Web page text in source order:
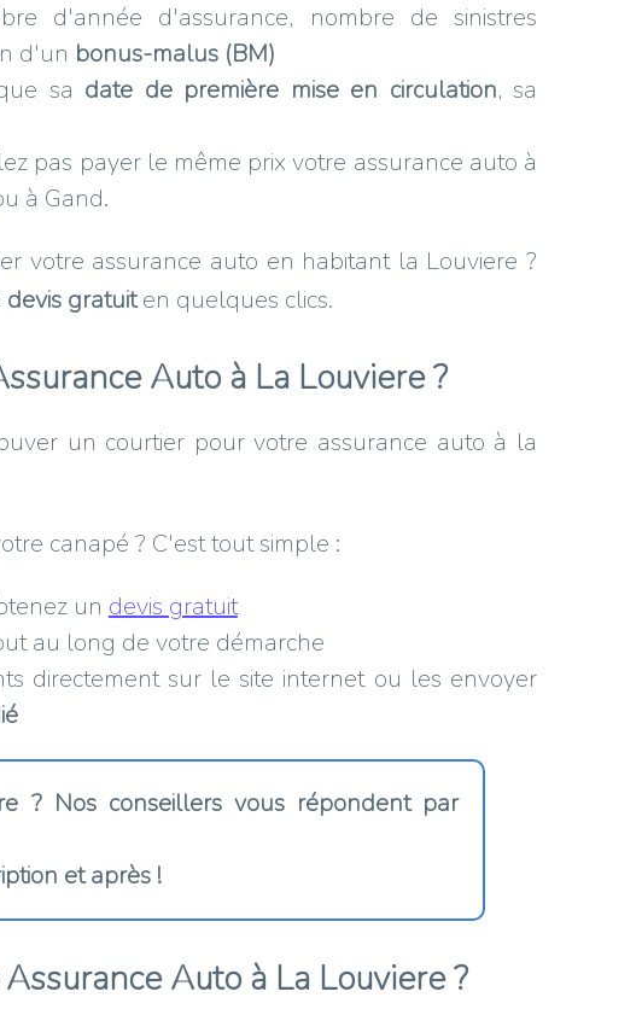
d'année d'assurance, nombre de sinistres
d'un bonus-malus (BM)
sa date de première mise en circulation, sa
pas payer le même prix votre assurance auto à
à Gand.
votre assurance auto en habitant la Louviere ?
devis gratuiten quelques clics.
Auto à La Louviere ?
un courtier pour votre assurance auto à la
canapé ? C'est tout simple :
un devis gratuit
au long de votre démarche
directement sur le site internet ou les envoyer
? Nos conseillers vous répondent par
et après !
Auto à La Louviere ?